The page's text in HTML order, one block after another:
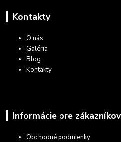
Kontakty
O nás
Galéria
Blog
Kontakty
Informácie pre zákazníkov
Obchodné podmienky